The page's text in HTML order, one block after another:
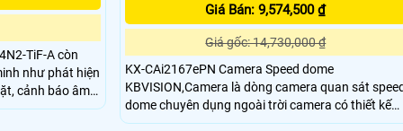
TiF-A còn
như phát hiện
cảnh báo âm
tính năng bảo
Giá Bán: 9,574,500 ₫
Giá gốc: 14,730,000 ₫
KX-CAi2167ePN Camera Speed dome
KBVISION,Camera là dòng camera quan sát
dome chuyên dụng ngoài trời camera có thiết kế
chắc chắn,camera sử dụng Cảm biến STARVIS